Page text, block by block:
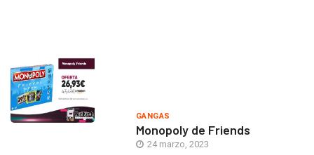
GANGAS
Monopoly de Friends
24 marzo, 2023